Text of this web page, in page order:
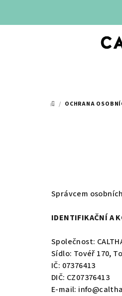
DOMŮ
/ OCHRANA
Správcem
IDENTIFIKAČNÍ A
Společnost:
Sídlo: Tovéř 170,
IČ: 07376413
DIČ: CZ07376413
E-mail: